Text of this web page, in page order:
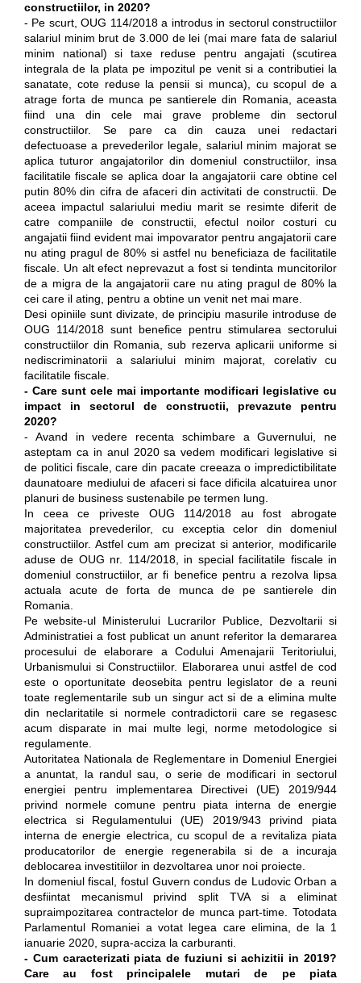
constructiilor, in 2020?
- Pe scurt, OUG 114/2018 a introdus in sectorul constructiilor
salariul minim brut de 3.000 de lei (mai mare fata de salariul
minim national) si taxe reduse pentru angajati (scutirea
integrala de la plata pe impozitul pe venit si a contributiei la
sanatate, cote reduse la pensii si munca), cu scopul de a
atrage forta de munca pe santierele din Romania, aceasta
fiind una din cele mai grave probleme din sectorul
constructiilor. Se pare ca din cauza unei redactari
defectuoase a prevederilor legale, salariul minim majorat se
aplica tuturor angajatorilor din domeniul constructiilor, insa
facilitatile fiscale se aplica doar la angajatorii care obtine cel
putin 80% din cifra de afaceri din activitati de constructii. De
aceea impactul salariului mediu marit se resimte diferit de
catre companiile de constructii, efectul noilor costuri cu
angajatii fiind evident mai impovarator pentru angajatorii care
nu ating pragul de 80% si astfel nu beneficiaza de facilitatile
fiscale. Un alt efect neprevazut a fost si tendinta muncitorilor
de a migra de la angajatorii care nu ating pragul de 80% la
cei care il ating, pentru a obtine un venit net mai mare.
Desi opiniile sunt divizate, de principiu masurile introduse de
OUG 114/2018 sunt benefice pentru stimularea sectorului
constructiilor din Romania, sub rezerva aplicarii uniforme si
nediscriminatorii a salariului minim majorat, corelativ cu
facilitatile fiscale.
- Care sunt cele mai importante modificari legislative cu
impact in sectorul de constructii, prevazute pentru
2020?
- Avand in vedere recenta schimbare a Guvernului, ne
asteptam ca in anul 2020 sa vedem modificari legislative si
de politici fiscale, care din pacate creeaza o impredictibilitate
daunatoare mediului de afaceri si face dificila alcatuirea unor
planuri de business sustenabile pe termen lung.
In ceea ce priveste OUG 114/2018 au fost abrogate
majoritatea prevederilor, cu exceptia celor din domeniul
constructiilor. Astfel cum am precizat si anterior, modificarile
aduse de OUG nr. 114/2018, in special facilitatile fiscale in
domeniul constructiilor, ar fi benefice pentru a rezolva lipsa
actuala acute de forta de munca de pe santierele din
Romania.
Pe website-ul Ministerului Lucrarilor Publice, Dezvoltarii si
Administratiei a fost publicat un anunt referitor la demararea
procesului de elaborare a Codului Amenajarii Teritoriului,
Urbanismului si Constructiilor. Elaborarea unui astfel de cod
este o oportunitate deosebita pentru legislator de a reuni
toate reglementarile sub un singur act si de a elimina multe
din neclaritatile si normele contradictorii care se regasesc
acum disparate in mai multe legi, norme metodologice si
regulamente.
Autoritatea Nationala de Reglementare in Domeniul Energiei
a anuntat, la randul sau, o serie de modificari in sectorul
energiei pentru implementarea Directivei (UE) 2019/944
privind normele comune pentru piata interna de energie
electrica si Regulamentului (UE) 2019/943 privind piata
interna de energie electrica, cu scopul de a revitaliza piata
producatorilor de energie regenerabila si de a incuraja
deblocarea investitiilor in dezvoltarea unor noi proiecte.
In domeniul fiscal, fostul Guvern condus de Ludovic Orban a
desfiintat mecanismul privind split TVA si a eliminat
supraimpozitarea contractelor de munca part-time. Totodata
Parlamentul Romaniei a votat legea care elimina, de la 1
ianuarie 2020, supra-acciza la carburanti.
- Cum caracterizati piata de fuziuni si achizitii in 2019?
Care au fost principalele mutari de pe piata